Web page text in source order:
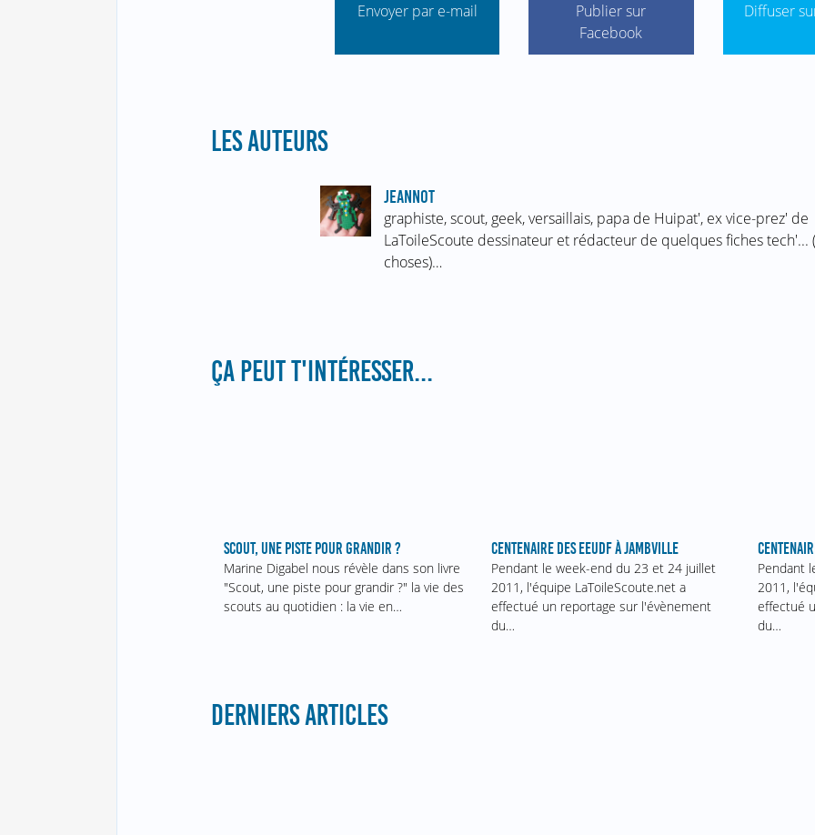
Envoyer par e-mail
Publier sur
Facebook
Diffuser
LES AUTEURS
JEANNOT
graphiste, scout, geek, versaillais, papa de Huipat', ex vice-prez' de
LaToileScoute dessinateur et rédacteur de quelques fiches tech'...
choses)…
ÇA PEUT T'INTÉRESSER...
SCOUT, UNE PISTE POUR GRANDIR ?
Marine Digabel nous révèle dans son livre
"Scout, une piste pour grandir ?" la vie des
scouts au quotidien : la vie en…
CENTENAIRE DES EEUDF À JAMBVILLE
Pendant le week-end du 23 et 24 juillet
2011, l'équipe LaToileScoute.net a
effectué un reportage sur l'évènement
du…
Pendant
2011,
effectué
du…
DERNIERS ARTICLES